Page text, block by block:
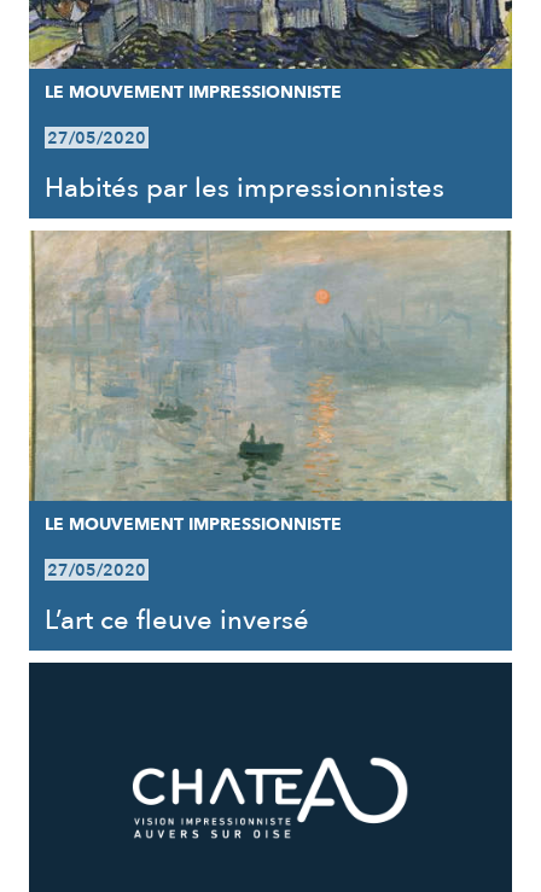
LE MOUVEMENT IMPRESSIONNISTE
27/05/2020
Habités par les impressionnistes
LE MOUVEMENT IMPRESSIONNISTE
27/05/2020
L’art ce fleuve inversé